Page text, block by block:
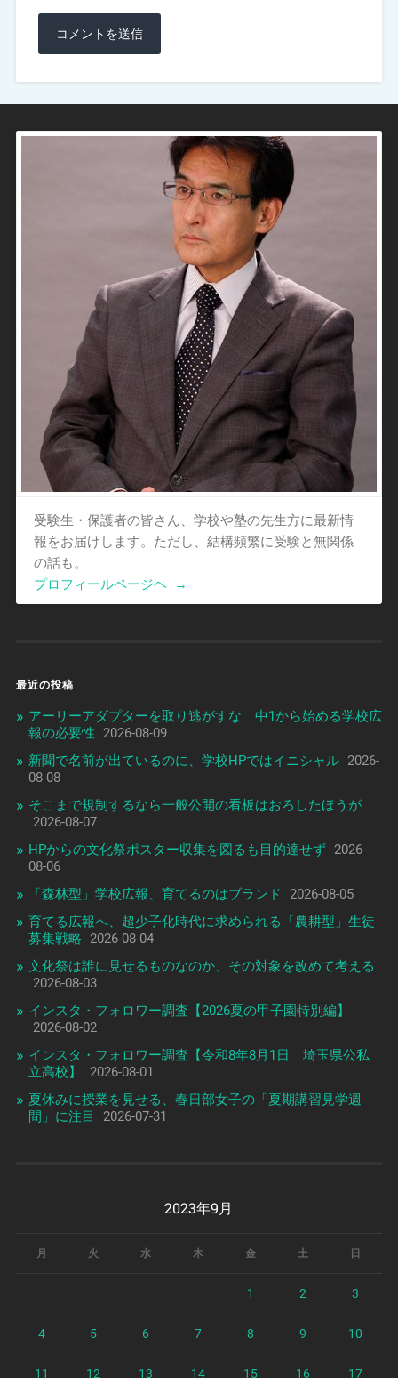
受験生・保護者の皆さん、学校や塾の先生方に最新情
報をお届けします。ただし、結構頻繁に受験と無関係
の話も。
プロフィールページヘ
→
最近の投稿
アーリーアダプターを取り逃がすな 中1から始める学校広
報の必要性
2026-08-09
新聞で名前が出ているのに、学校HPではイニシャル 2026-
08-08
そこまで規制するなら一般公開の看板はおろしたほうが
2026-08-07
HPからの文化祭ポスター収集を図るも目的達せず 2026-
08-06
「森林型」学校広報、育てるのはブランド
2026-08-05
育てる広報へ、超少子化時代に求められる「農耕型」生徒
募集戦略
2026-08-04
文化祭は誰に見せるものなのか、その対象を改めて考える
2026-08-03
インスタ・フォロワー調査【2026夏の甲子園特別編】
2026-08-02
インスタ・フォロワー調査【令和8年8月1日 埼玉県公私
立高校】
2026-08-01
夏休みに授業を見せる、春日部女子の「夏期講習見学週
間」に注目
2026-07-31
2023年9月
月 火 水 木 金 土 日
1 2 3
4 5 6 7 8 9 10
11 12 13 14 15 16 17